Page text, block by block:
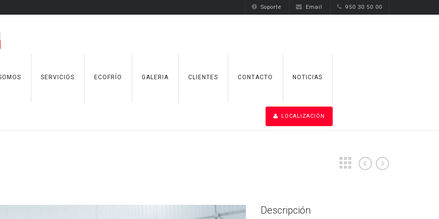
Soporte Email 950 30 50 00
SERVICIOS ECOFRÍO GALERIA CLIENTES CONTACTO NOTICIAS
LOCALIZACIÓN
Descripción